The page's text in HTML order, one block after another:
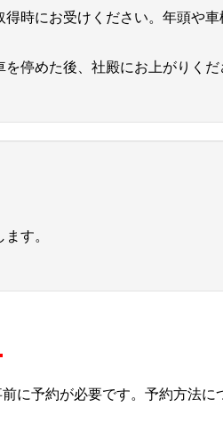
時にお受けください。年頭や車
停めた後、社殿にお上がりくだ
す。
に予約が必要です。予約方法に